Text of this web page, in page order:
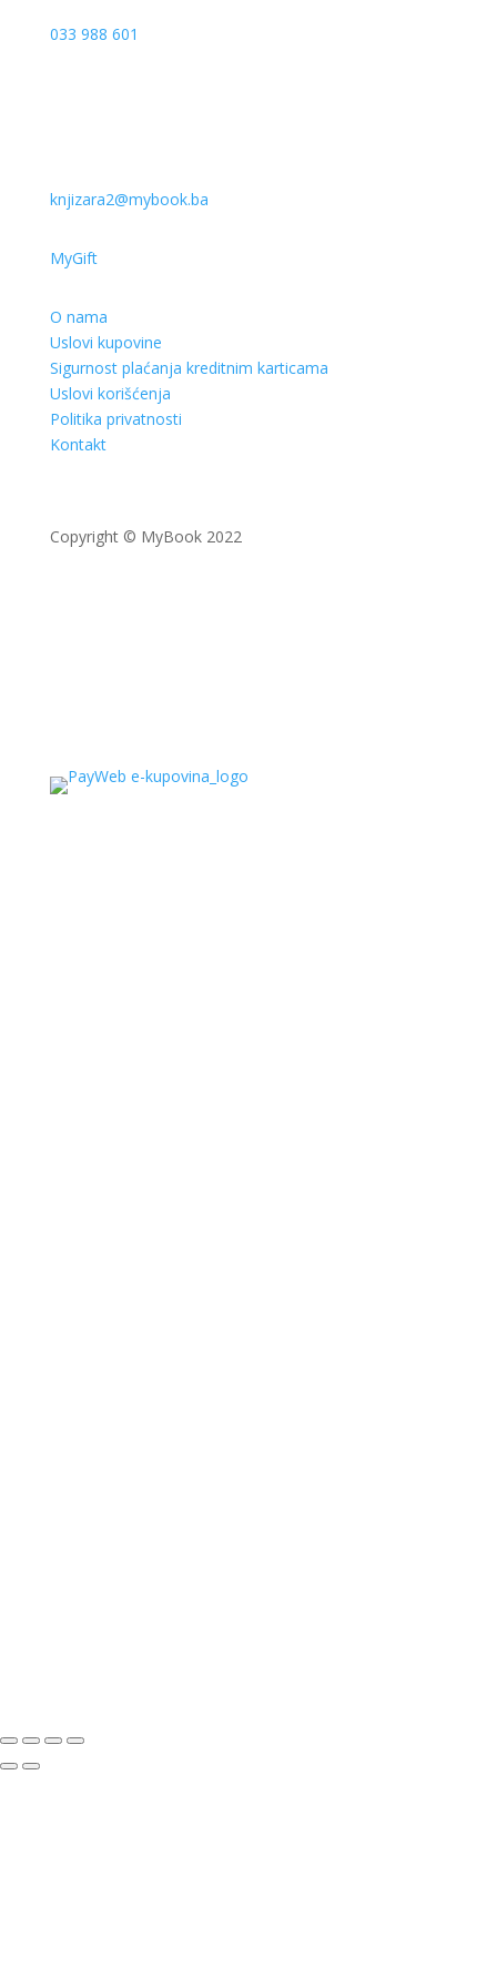
033 988 601
knjizara2@mybook.ba
MyGift
O nama
Uslovi kupovine
Sigurnost plaćanja kreditnim karticama
Uslovi korišćenja
Politika privatnosti
Kontakt
Copyright © MyBook 2022